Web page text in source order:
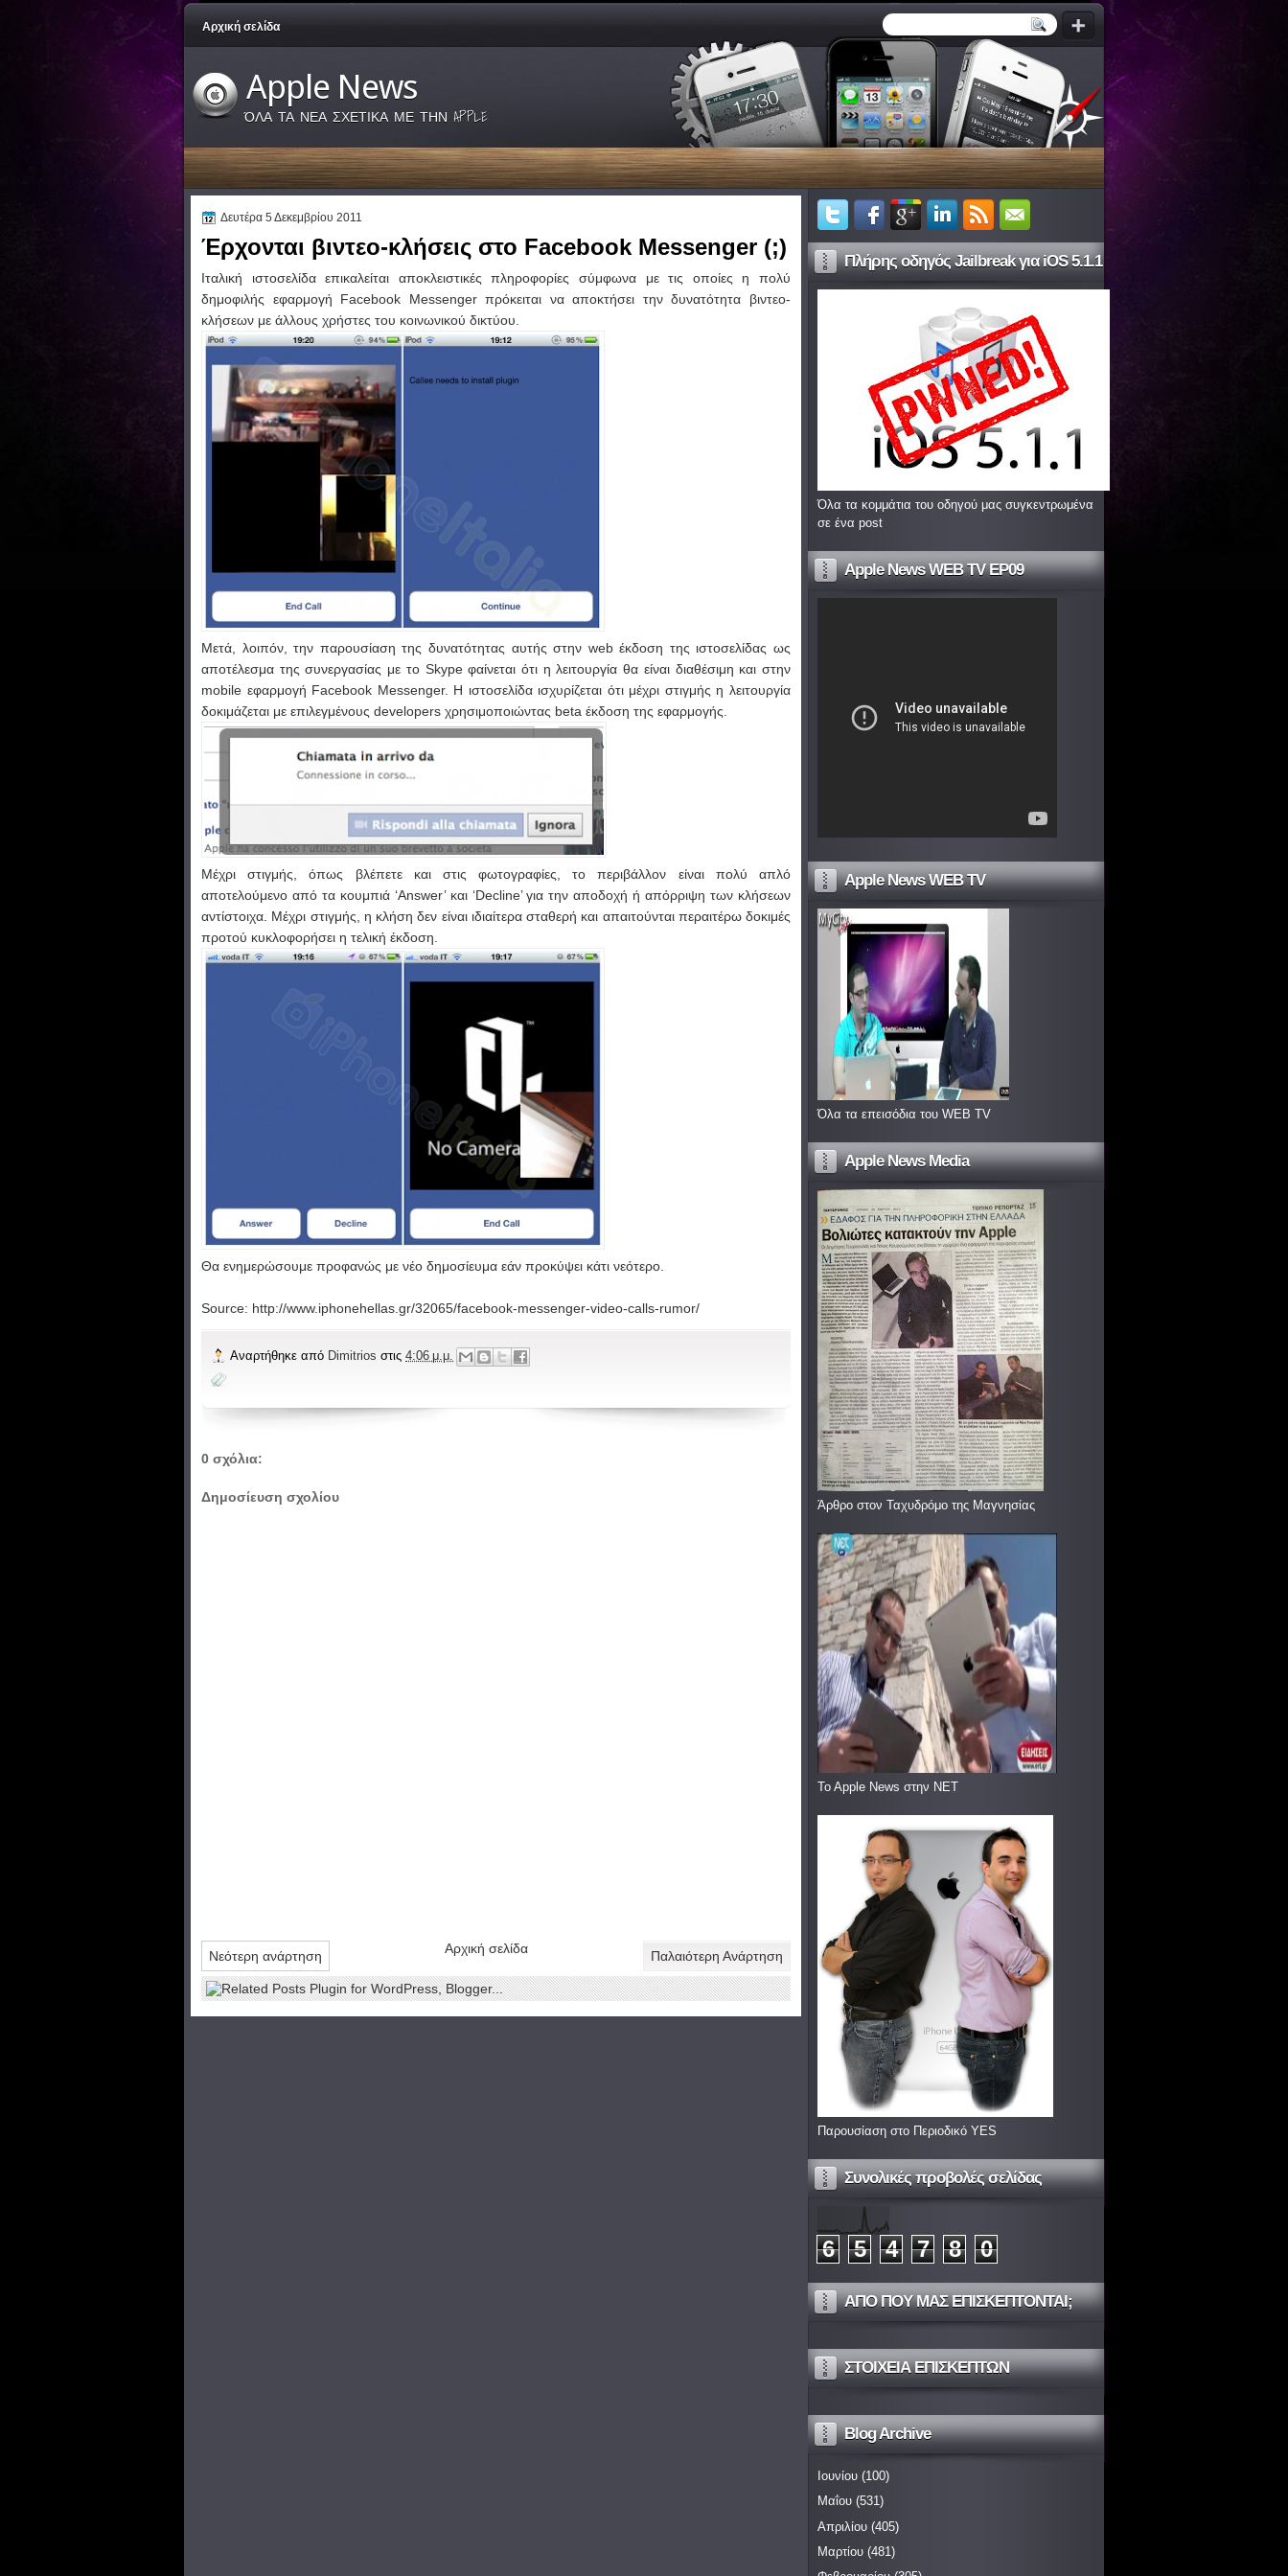
Αρχική σελίδα
Apple News
ΌΛΑ ΤΑ ΝΕΑ ΣΧΕΤΙΚΑ ΜΕ ΤΗΝ APPLE
Δευτέρα 5 Δεκεμβρίου 2011
Έρχονται βιντεο-κλήσεις στο Facebook Messenger (;)
Ιταλική ιστοσελίδα επικαλείται αποκλειστικές πληροφορίες σύμφωνα με τις οποίες η πολύ
δημοφιλής εφαρμογή Facebook Messenger πρόκειται να αποκτήσει την δυνατότητα βιντεο-
κλήσεων με άλλους χρήστες του κοινωνικού δικτύου.
Μετά, λοιπόν, την παρουσίαση της δυνατότητας αυτής στην web έκδοση της ιστοσελίδας ως
αποτέλεσμα της συνεργασίας με το Skype φαίνεται ότι η λειτουργία θα είναι διαθέσιμη και στην
mobile εφαρμογή Facebook Messenger. Η ιστοσελίδα ισχυρίζεται ότι μέχρι στιγμής η λειτουργία
δοκιμάζεται με επιλεγμένους developers χρησιμοποιώντας beta έκδοση της εφαρμογής.
Μέχρι στιγμής, όπως βλέπετε και στις φωτογραφίες, το περιβάλλον είναι πολύ απλό
αποτελούμενο από τα κουμπιά ‘Answer’ και ‘Decline’ για την αποδοχή ή απόρριψη των κλήσεων
αντίστοιχα. Μέχρι στιγμής, η κλήση δεν είναι ιδιαίτερα σταθερή και απαιτούνται περαιτέρω δοκιμές
προτού κυκλοφορήσει η τελική έκδοση.
Θα ενημερώσουμε προφανώς με νέο δημοσίευμα εάν προκύψει κάτι νεότερο.
Source: http://www.iphonehellas.gr/32065/facebook-messenger-video-calls-rumor/
Αναρτήθηκε από Dimitrios στις 4:06 μ.μ.
0 σχόλια:
Δημοσίευση σχολίου
Νεότερη ανάρτηση Παλαιότερη Ανάρτηση
Αρχική σελίδα
Πλήρης οδηγός Jailbreak για iOS 5.1.1
Όλα τα κομμάτια του οδηγού μας συγκεντρωμένα
σε ένα post
Apple News WEB TV EP09
Apple News WEB TV
Όλα τα επεισόδια του WEB TV
Apple News Media
Άρθρο στον Ταχυδρόμο της Μαγνησίας
To Apple News στην ΝΕΤ
Παρουσίαση στο Περιοδικό YES
Συνολικές προβολές σελίδας
6 5 4 7 8 0
ΑΠΟ ΠΟΥ ΜΑΣ ΕΠΙΣΚΕΠΤΟΝΤΑΙ;
ΣΤΟΙΧΕΙΑ ΕΠΙΣΚΕΠΤΩΝ
Blog Archive
Ιουνίου (100)
Μαΐου (531)
Απριλίου (405)
Μαρτίου (481)